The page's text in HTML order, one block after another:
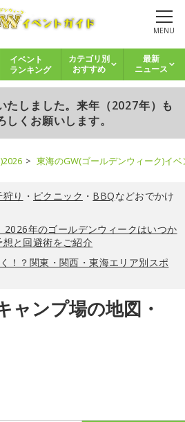
MENU
イベント
ランキング
カテゴリ別
おすすめ
最新
ニュース
たしました。来年（2027年）も
しくお願いします。
東海のGW(ゴールデンウィーク)イ
り ・ ピクニック ・ BBQなどおでかけ
2026年のゴールデンウィークはいつか
と回避術をご紹介
！？関東・関西・東海エリア別スポ
ャンプ場の地図・